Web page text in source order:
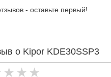
- оставьте первый!
о Kipor KDE30SSP3